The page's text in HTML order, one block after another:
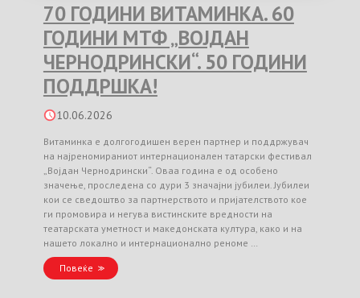
70 ГОДИНИ ВИТАМИНКА. 60
ГОДИНИ МТФ „ВОЈДАН
ЧЕРНОДРИНСКИ“. 50 ГОДИНИ
ПОДДРШКА!
10.06.2026
Витаминка е долгогодишен верен партнер и поддржувач
на најреномираниот интернационален татарски фестивал
„Војдан Чернодрински“. Оваа година е од особено
значење, проследена со дури 3 значајни јубилеи. Јубилеи
кои се сведоштво за партнерството и пријателството кое
ги промовира и негува вистинските вредности на
театарската уметност и македонската култура, како и на
нашето локално и интернационално реноме …
Повеќе